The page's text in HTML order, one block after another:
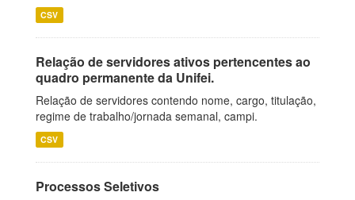
CSV
Relação de servidores ativos pertencentes ao
quadro permanente da Unifei.
Relação de servidores contendo nome, cargo, titulação,
regime de trabalho/jornada semanal, campi.
CSV
Processos Seletivos